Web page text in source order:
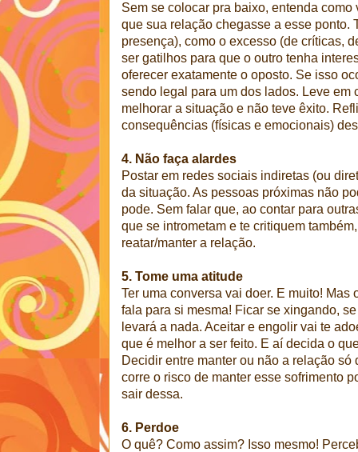
Sem se colocar pra baixo, entenda
que sua relação chegasse a esse ponto.
presença), como o excesso (de críticas,
ser gatilhos para que o outro tenha
oferecer exatamente o oposto. Se isso
sendo legal para um dos lados. Leve em
melhorar a situação e não teve êxito.
consequências (físicas e emocionais)
4. Não faça alardes
Postar em redes sociais indiretas (ou
da situação. As pessoas próximas não
pode. Sem falar que, ao contar para
que se intrometam e te critiquem
reatar/manter a relação.
5. Tome uma atitude
Ter uma conversa vai doer. E muito! Mas
fala para si mesma! Ficar se xingando,
levará a nada. Aceitar e engolir vai te
que é melhor a ser feito. E aí decida o
Decidir entre manter ou não a relação
corre o risco de manter esse sofrimento
sair dessa.
6. Perdoe
O quê? Como assim? Isso mesmo!